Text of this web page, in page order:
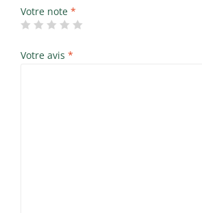
Votre note *
Votre avis *